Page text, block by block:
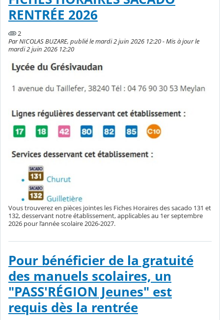
RENTRÉE 2026
2
Par NICOLAS BUZARE, publié le mardi 2 juin 2026 12:20 - Mis à jour le
mardi 2 juin 2026 12:20
Vous trouverez en pièces jointes les Fiches Horaires des sacado 131 et
132, desservant notre établissement, applicables au 1er septembre
2026 pour l’année scolaire 2026-2027.
Pour bénéficier de la gratuité
des manuels scolaires, un
"PASS'RÉGION Jeunes" est
requis dès la rentrée